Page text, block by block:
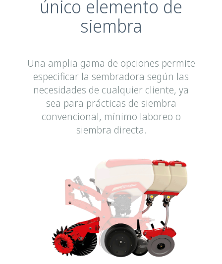
único elemento de
siembra
Una amplia gama de opciones permite
especificar la sembradora según las
necesidades de cualquier cliente, ya
sea para prácticas de siembra
convencional, mínimo laboreo o
siembra directa.